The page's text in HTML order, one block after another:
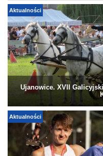
Aktualności
Ujanowice. XVII
Aktualności